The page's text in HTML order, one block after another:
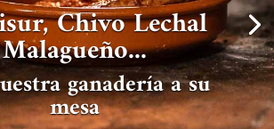
Chivo Lechal
Malagueño...
ganadería a su
mesa